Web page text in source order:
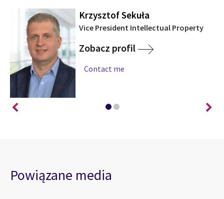
Krzysztof Sekuła
Vice President Intellectual Property
Zobacz profil
Contact me
Powiązane media